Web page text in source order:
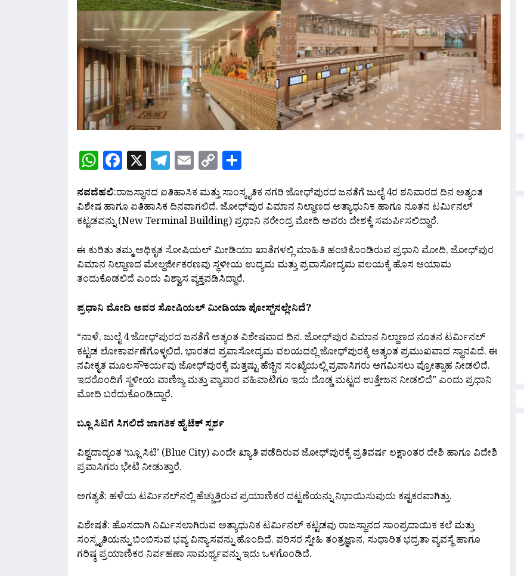
WhatsApp
Facebook
X Telegram
Email
Copy
Link
ನವದೆಹಲಿ:ರಾಜಸ್ಥಾನದ ಐತಿಹಾಸಿಕ ಮತ್ತು ಸಾಂಸ್ಕೃತಿಕ ನಗರಿ ಜೋಧ್‌ಪುರದ ಜನತೆಗೆ ಜುಲೈ 4ರ ಶನಿವಾರದ ದಿನ ಅತ್ಯಂತ
ವಿಶೇಷ ಹಾಗೂ ಐತಿಹಾಸಿಕ ದಿನವಾಗಲಿದೆ. ಜೋಧ್‌ಪುರ ವಿಮಾನ ನಿಲ್ದಾಣದ ಅತ್ಯಾಧುನಿಕ ಹಾಗೂ ನೂತನ ಟರ್ಮಿನಲ್
ಕಟ್ಟಡವನ್ನು (New Terminal Building) ಪ್ರಧಾನಿ ನರೇಂದ್ರ ಮೋದಿ ಅವರು ದೇಶಕ್ಕೆ ಸಮರ್ಪಿಸಲಿದ್ದಾರೆ.
ಈ ಕುರಿತು ತಮ್ಮ ಅಧಿಕೃತ ಸೋಷಿಯಲ್ ಮೀಡಿಯಾ ಖಾತೆಗಳಲ್ಲಿ ಮಾಹಿತಿ ಹಂಚಿಕೊಂಡಿರುವ ಪ್ರಧಾನಿ ಮೋದಿ, ಜೋಧ್‌ಪುರ
ವಿಮಾನ ನಿಲ್ದಾಣದ ಮೇಲ್ದರ್ಜೀಕರಣವು ಸ್ಥಳೀಯ ಉದ್ಯಮ ಮತ್ತು ಪ್ರವಾಸೋದ್ಯಮ ವಲಯಕ್ಕೆ ಹೊಸ ಆಯಾಮ
ತಂದುಕೊಡಲಿದೆ ಎಂದು ವಿಶ್ವಾಸ ವ್ಯಕ್ತಪಡಿಸಿದ್ದಾರೆ.
ಪ್ರಧಾನಿ ಮೋದಿ ಅವರ ಸೋಷಿಯಲ್ ಮೀಡಿಯಾ ಪೋಸ್ಟ್‌ನಲ್ಲೇನಿದೆ?
“ನಾಳೆ, ಜುಲೈ 4 ಜೋಧ್‌ಪುರದ ಜನತೆಗೆ ಅತ್ಯಂತ ವಿಶೇಷವಾದ ದಿನ. ಜೋಧ್‌ಪುರ ವಿಮಾನ ನಿಲ್ದಾಣದ ನೂತನ ಟರ್ಮಿನಲ್
ಕಟ್ಟಡ ಲೋಕಾರ್ಪಣೆಗೊಳ್ಳಲಿದೆ. ಭಾರತದ ಪ್ರವಾಸೋದ್ಯಮ ವಲಯದಲ್ಲಿ ಜೋಧ್‌ಪುರಕ್ಕೆ ಅತ್ಯಂತ ಪ್ರಮುಖವಾದ ಸ್ಥಾನವಿದೆ. ಈ
ನವೀಕೃತ ಮೂಲಸೌಕರ್ಯವು ಜೋಧ್‌ಪುರಕ್ಕೆ ಮತ್ತಷ್ಟು ಹೆಚ್ಚಿನ ಸಂಖ್ಯೆಯಲ್ಲಿ ಪ್ರವಾಸಿಗರು ಆಗಮಿಸಲು ಪ್ರೋತ್ಸಾಹ ನೀಡಲಿದೆ.
ಇದರೊಂದಿಗೆ ಸ್ಥಳೀಯ ವಾಣಿಜ್ಯ ಮತ್ತು ವ್ಯಾಪಾರ ವಹಿವಾಟಿಗೂ ಇದು ದೊಡ್ಡ ಮಟ್ಟದ ಉತ್ತೇಜನ ನೀಡಲಿದೆ” ಎಂದು ಪ್ರಧಾನಿ
ಮೋದಿ ಬರೆದುಕೊಂಡಿದ್ದಾರೆ.
ಬ್ಲೂ ಸಿಟಿಗೆ ಸಿಗಲಿದೆ ಜಾಗತಿಕ ಹೈಟೆಕ್ ಸ್ಪರ್ಶ
ವಿಶ್ವದಾದ್ಯಂತ ‘ಬ್ಲೂ ಸಿಟಿ’ (Blue City) ಎಂದೇ ಖ್ಯಾತಿ ಪಡೆದಿರುವ ಜೋಧ್‌ಪುರಕ್ಕೆ ಪ್ರತಿವರ್ಷ ಲಕ್ಷಾಂತರ ದೇಶಿ ಹಾಗೂ ವಿದೇಶಿ
ಪ್ರವಾಸಿಗರು ಭೇಟಿ ನೀಡುತ್ತಾರೆ.
ಅಗತ್ಯತೆ: ಹಳೆಯ ಟರ್ಮಿನಲ್‌ನಲ್ಲಿ ಹೆಚ್ಚುತ್ತಿರುವ ಪ್ರಯಾಣಿಕರ ದಟ್ಟಣೆಯನ್ನು ನಿಭಾಯಿಸುವುದು ಕಷ್ಟಕರವಾಗಿತ್ತು.
ವಿಶೇಷತೆ: ಹೊಸದಾಗಿ ನಿರ್ಮಿಸಲಾಗಿರುವ ಅತ್ಯಾಧುನಿಕ ಟರ್ಮಿನಲ್ ಕಟ್ಟಡವು ರಾಜಸ್ಥಾನದ ಸಾಂಪ್ರದಾಯಿಕ ಕಲೆ ಮತ್ತು
ಸಂಸ್ಕೃತಿಯನ್ನು ಬಿಂಬಿಸುವ ಭವ್ಯ ವಿನ್ಯಾಸವನ್ನು ಹೊಂದಿದೆ. ಪರಿಸರ ಸ್ನೇಹಿ ತಂತ್ರಜ್ಞಾನ, ಸುಧಾರಿತ ಭದ್ರತಾ ವ್ಯವಸ್ಥೆ ಹಾಗೂ
ಗರಿಷ್ಠ ಪ್ರಯಾಣಿಕರ ನಿರ್ವಹಣಾ ಸಾಮರ್ಥ್ಯವನ್ನು ಇದು ಒಳಗೊಂಡಿದೆ.